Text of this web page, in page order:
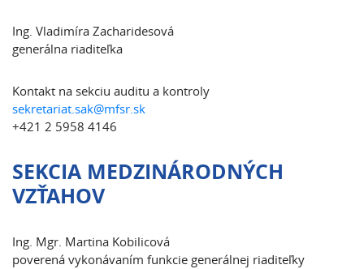
Ing. Vladimíra Zacharidesová
generálna riaditeľka
Kontakt na sekciu auditu a kontroly
sekretariat.sak@mfsr.sk
+421 2 5958 4146
SEKCIA MEDZINÁRODNÝCH
VZŤAHOV
Ing. Mgr. Martina Kobilicová
poverená vykonávaním funkcie generálnej riaditeľky